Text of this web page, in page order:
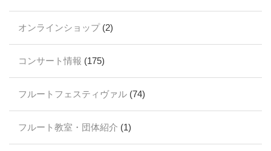
オンラインショップ(2)
コンサート情報 (175)
フルートフェスティヴァル (74)
フルート教室・団体紹介 (1)